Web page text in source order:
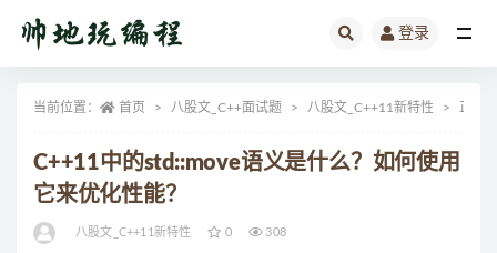
登录
当前位置： 首页 八股文_C++面试题 八股文_C++11新特性 正文
C++11中的std::move语义是什么？如何使用
它来优化性能？
八股文_C++11新特性 0 308